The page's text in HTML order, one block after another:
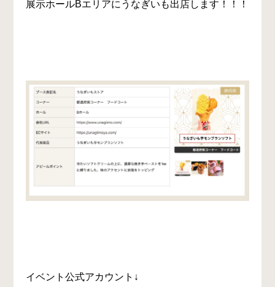
展示ホールBエリアにうなぎいも出店します！！！
イベント公式アカウント↓